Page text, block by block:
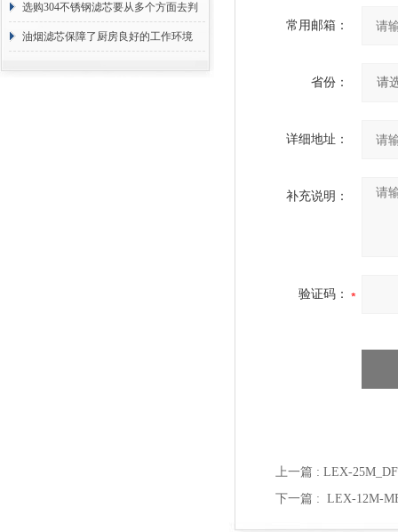
选购304不锈钢滤芯要从多个方面去判
断
油烟滤芯保障了厨房良好的工作环境
常用邮箱：
省份：
详细地址：
补充说明：
验证码：
上一篇 : LEX-
下一篇 : LEX-12M-